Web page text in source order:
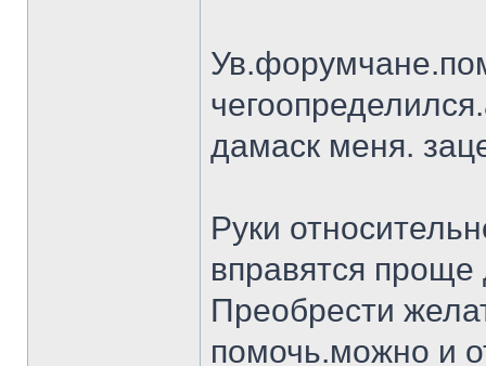
дамаск меня.
Руки
вправятся
Преобрести
помочь.можно и